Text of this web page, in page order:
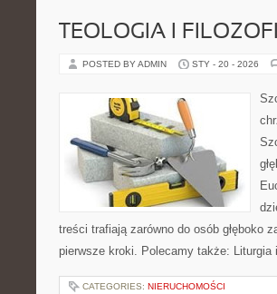
TEOLOGIA I
POSTED BY ADMIN STY - 20 - 2026
treści trafiają zarówno do osób głęboko
pierwsze kroki. Polecamy także:
CATEGORIES: NIERUCHOMOŚCI